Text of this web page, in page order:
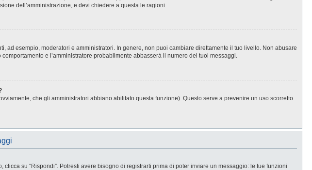
dell’amministrazione, e devi chiedere a questa le ragioni.
ad esempio, moderatori e amministratori. In genere, non puoi cambiare direttamente il tuo livello. Non abusare
e l’amministratore probabilmente abbasserà il numero dei tuoi messaggi.
che gli amministratori abbiano abilitato questa funzione). Questo serve a prevenire un uso scorretto
su “Rispondi”. Potresti avere bisogno di registrarti prima di poter inviare un messaggio: le tue funzioni